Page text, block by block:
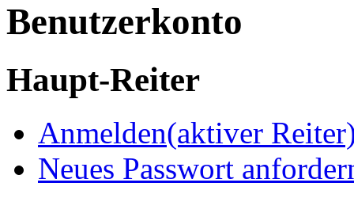
Benutzerkonto
Haupt-Reiter
Anmelden(aktiver
Neues Passwort